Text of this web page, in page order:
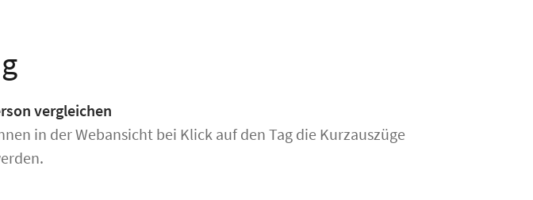
vergleichen
in der Webansicht bei Klick auf den Tag die Kurzauszüge